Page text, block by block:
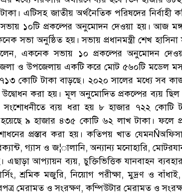
এটিসহ জাতীয় অর্থনৈতিক পরিষদের
১০টি প্রকল্পের অনুমোদন দেওয়া হয়। আজ
সভা অনুষ্ঠিত হয়। সভায় প্রধানমন্ত্রী শেখ
বলেন, একনেক সভায় ১০ প্রকল্পের অনুমোদন
ও উপজেলায় একটি করে মোট ৫৬০টি মডেল
৭১৩ কোটি টাকা বাড়ছে। ২০২০ সালের মধ্যে সব
উদ্বোধন করা হয়। মূল অনুমোদিত প্রকল্পের ব্যয়
ব্যয় ধরা হয় ৮ হাজার ৭২২ কোটি
হয়েছে ৯ হাজার ৪৩৫ কোটি ৬২ লাখ টাকা। ফলে
প্রস্তাব করা হয়। কতিপয় খাত
গ্যাস ও জ¦ালানি, অন্যান্য মনোহারি,
এছাড়া আপ্যায়ন ব্যয়, চুক্তিভিত্তিক যানবাহন
শ্রমিক মজুরি, নিয়োগ পরীক্ষা, মুদ্রণ ও
মেরামত ও সংরক্ষণ, কম্পিউটার মেরামত ও